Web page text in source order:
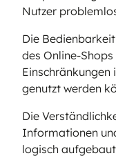
Nutzer
Die
des Online-
Einschränkungen
genutzt werden
Die
Informationen
logisch